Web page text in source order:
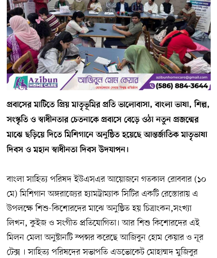
প্রবাসের মাটিতে প্রিয় মাতৃভূমির প্রতি ভালোবাসা, বাংলা ভাষা, শিল্প,
সংস্কৃতি ও স্বাধীনতার চেতনাকে প্রবাসে বেড়ে ওঠা নতুন প্রজন্মের
মাঝে ছড়িয়ে দিতে মিশিগানে অনুষ্ঠিত হয়েছে আন্তর্জাতিক মাতৃভাষা
দিবস ও মহান স্বাধীনতা দিবস উদযাপন।
বাংলা সাহিত্য পরিষদ ইউএসএর আয়োজনে গতকাল রোববার (১০
মে) মিশিগান অঙ্গরাজ্যের হ্যামট্রাম্যাক সিটির একটি রেস্তোরায় এ
উপলক্ষে শিশু-কিশোরদের মাঝে অনুষ্ঠিত হয় চিত্রাংকন,সংখ্যা
লিখন, কুইজ ও সংগীত প্রতিযোগিতা। আর শিশু কিশোরদের এই
মিলন মেলা অনুষ্টানটি স্পন্সর করেছে আজিবুন হোম কেয়ার ও নূর
টেক্স । সাহিত্য পরিষদের সভাপতি এডভোকেট মোহাম্মদ মুজিবুর